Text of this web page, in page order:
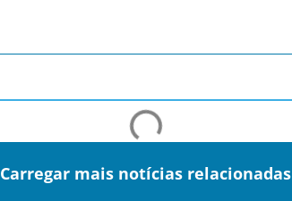
Carregar mais notícias relacionadas